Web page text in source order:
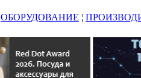
ОБОРУДОВАНИЕ ¦